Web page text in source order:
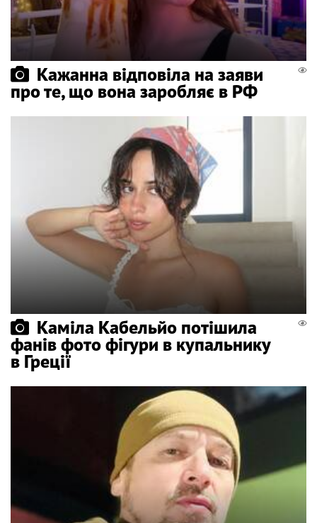
Кажанна відповіла на заяви
про те, що вона заробляє в РФ
Каміла Кабельйо потішила
фанів фото фігури в купальнику
в Греції